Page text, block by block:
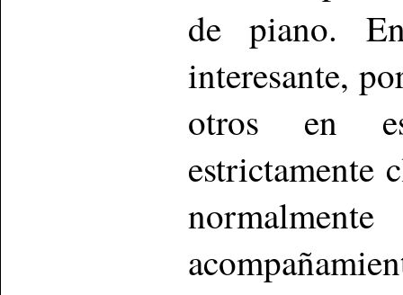
de piano.
interesante,
otros en
estrictamente